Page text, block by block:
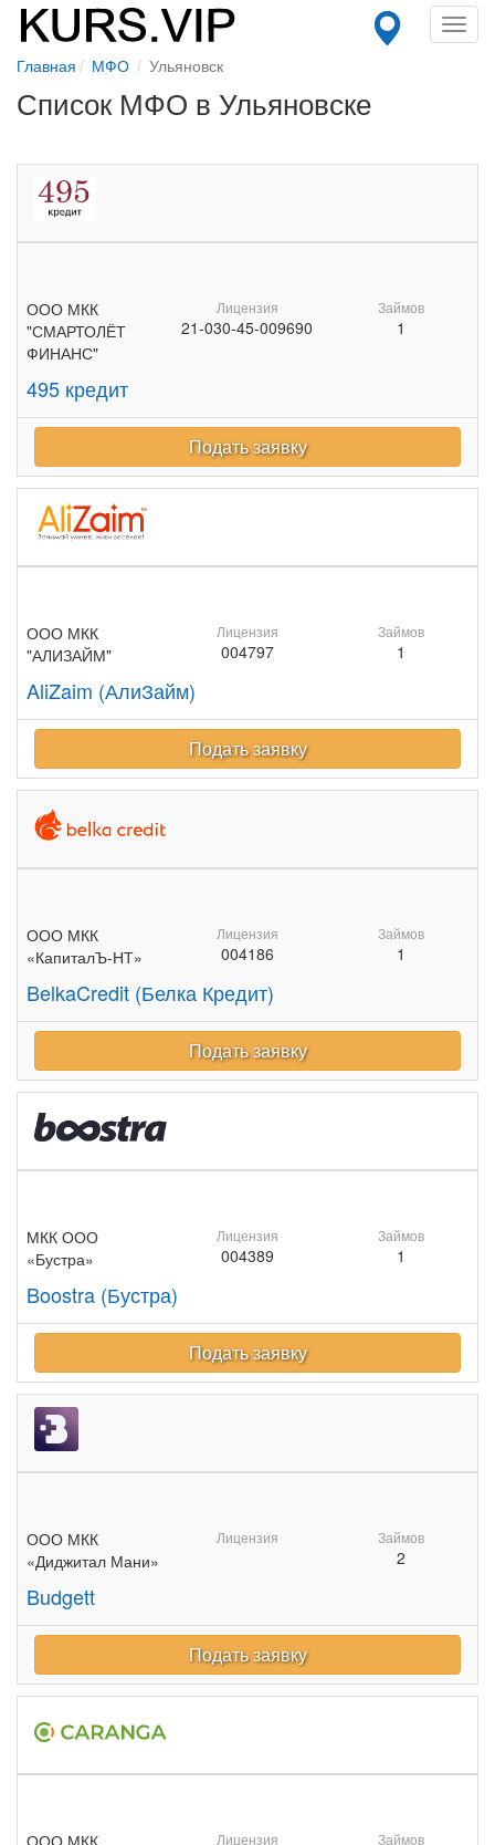
Главная МФО Ульяновск
Список МФО в Ульяновске
ООО МКК
"СМАРТОЛЁТ
ФИНАНС"
495 кредит
Лицензия
21-030-45-009690
Займов
1
Подать заявку
ООО МКК
"АЛИЗАЙМ"
AliZaim (АлиЗайм)
Лицензия
004797
Займов
1
Подать заявку
ООО МКК
«КапиталЪ-НТ»
BelkaCredit (Белка Кредит)
Лицензия
004186
Займов
1
Подать заявку
МКК ООО
«Бустра»
Boostra (Бустра)
Лицензия
004389
Займов
1
Подать заявку
ООО МКК
«Диджитал Мани»
Budgett
Лицензия Займов
2
Подать заявку
ООО МКК
Лицензия Займов